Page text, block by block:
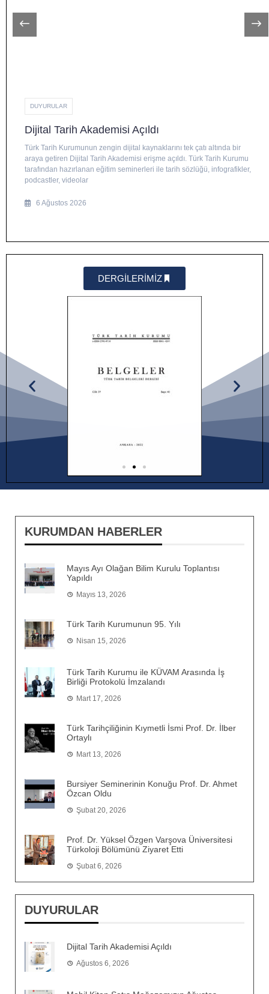
DUYURULAR
Dijital Tarih Akademisi Açıldı
Türk Tarih Kurumunun zengin dijital kaynaklarını tek çatı altında bir
araya getiren Dijital Tarih Akademisi erişme açıldı. Türk Tarih Kurumu
tarafından hazırlanan eğitim seminerleri ile tarih sözlüğü, infografikler,
podcastler, videolar
6 Ağustos 2026
DERGİLERİMİZ
KURUMDAN HABERLER
Mayıs Ayı Olağan Bilim Kurulu Toplantısı
Yapıldı
Mayıs 13, 2026
Türk Tarih Kurumunun 95. Yılı
Nisan 15, 2026
Türk Tarih Kurumu ile KÜVAM Arasında İş
Birliği Protokolü İmzalandı
Mart 17, 2026
Türk Tarihçiliğinin Kıymetli İsmi Prof. Dr. İlber
Ortaylı
Mart 13, 2026
Bursiyer Seminerinin Konuğu Prof. Dr. Ahmet
Özcan Oldu
Şubat 20, 2026
Prof. Dr. Yüksel Özgen Varşova Üniversitesi
Türkoloji Bölümünü Ziyaret Etti
Şubat 6, 2026
DUYURULAR
Dijital Tarih Akademisi Açıldı
Ağustos 6, 2026